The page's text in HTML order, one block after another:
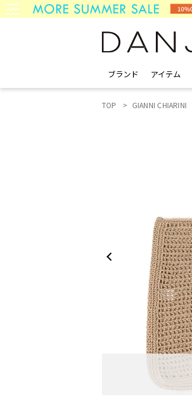
ブランド アイテム
TOP GIANNI CHIARINI